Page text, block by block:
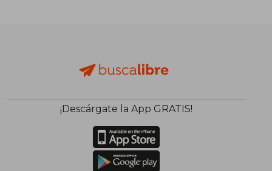
¡Descárgate la App GRATIS!